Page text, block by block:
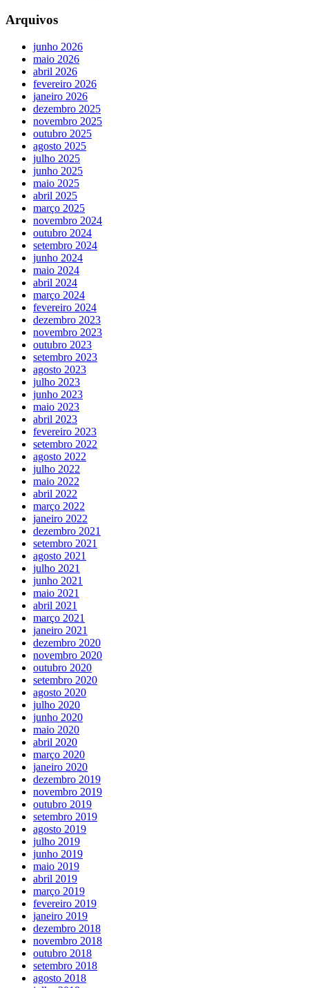
Arquivos
junho 2026
maio 2026
abril 2026
fevereiro 2026
janeiro 2026
dezembro 2025
novembro 2025
outubro 2025
agosto 2025
julho 2025
junho 2025
maio 2025
abril 2025
março 2025
novembro 2024
outubro 2024
setembro 2024
junho 2024
maio 2024
abril 2024
março 2024
fevereiro 2024
dezembro 2023
novembro 2023
outubro 2023
setembro 2023
agosto 2023
julho 2023
junho 2023
maio 2023
abril 2023
fevereiro 2023
setembro 2022
agosto 2022
julho 2022
maio 2022
abril 2022
março 2022
janeiro 2022
dezembro 2021
setembro 2021
agosto 2021
julho 2021
junho 2021
maio 2021
abril 2021
março 2021
janeiro 2021
dezembro 2020
novembro 2020
outubro 2020
setembro 2020
agosto 2020
julho 2020
junho 2020
maio 2020
abril 2020
março 2020
janeiro 2020
dezembro 2019
novembro 2019
outubro 2019
setembro 2019
agosto 2019
julho 2019
junho 2019
maio 2019
abril 2019
março 2019
fevereiro 2019
janeiro 2019
dezembro 2018
novembro 2018
outubro 2018
setembro 2018
agosto 2018